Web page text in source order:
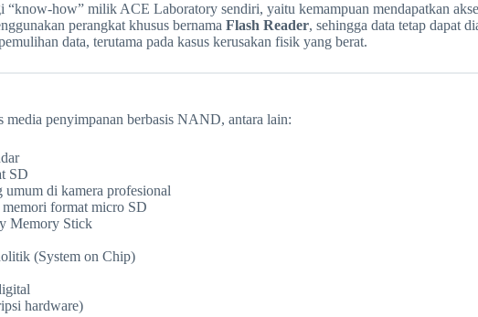
how” milik ACE Laboratory sendiri, yaitu kemampuan mendapatkan
perangkat khusus bernama Flash Reader, sehingga data tetap dapat
data, terutama pada kasus kerusakan fisik yang berat.
penyimpanan berbasis NAND, antara lain:
SD
di kamera profesional
format micro SD
Memory Stick
(System on Chip)
hardware)